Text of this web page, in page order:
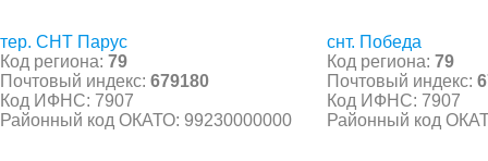
тер. СНТ Парус
Код региона: 79
Почтовый индекс: 679180
Код ИФНС: 7907
Районный код ОКАТО: 99230000000
снт. Победа
Код региона: 79
Почтовый индекс:
Код ИФНС: 7907
Районный код